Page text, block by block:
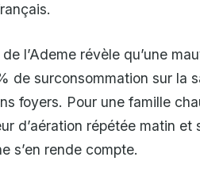
de l’Ademe révèle qu’une
de surconsommation sur la
foyers. Pour une famille
d’aération répétée matin
s’en rende compte.